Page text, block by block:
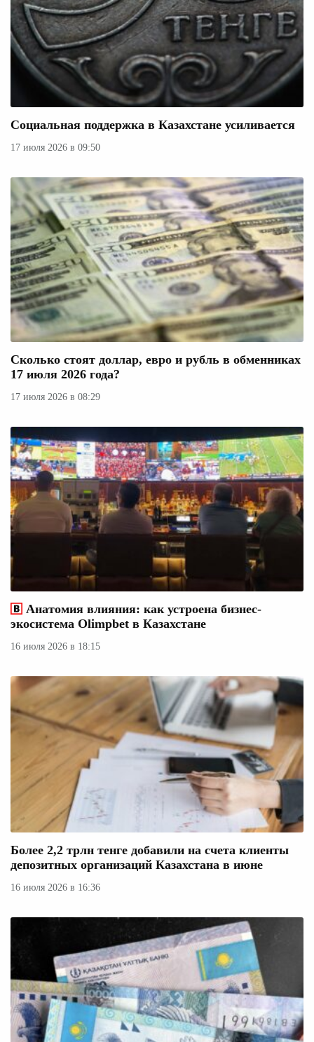
Социальная поддержка в Казахстане усиливается
17 июля 2026 в 09:50
Сколько стоят доллар, евро и рубль в обменниках
17 июля 2026 года?
17 июля 2026 в 08:29
Анатомия влияния: как устроена бизнес-
экосистема Olimpbet в Казахстане
16 июля 2026 в 18:15
Более 2,2 трлн тенге добавили на счета клиенты
депозитных организаций Казахстана в июне
16 июля 2026 в 16:36